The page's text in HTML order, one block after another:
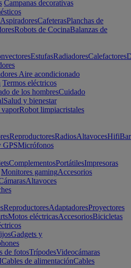
Campanas decorativas
AspiradoresCafeterasPlanchas de
Robots de CocinaBalanzas de
EstufasRadiadoresCalefactores
Aire acondicionado
Termos eléctricos
de los hombresCuidado
Salud y bienestar
Robot limpiacristales
ReproductoresRadiosAltavocesHifi
GPSMicrófonos
ComplementosPortátilesImpresoras
Monitores gamingAccesorios
Altavoces
ReproductoresAdaptadoresProyectores
Motos eléctricasAccesoriosBicicletas
Gadgets y
de fotosTrípodesVideocámaras
Cables de alimentaciónCables